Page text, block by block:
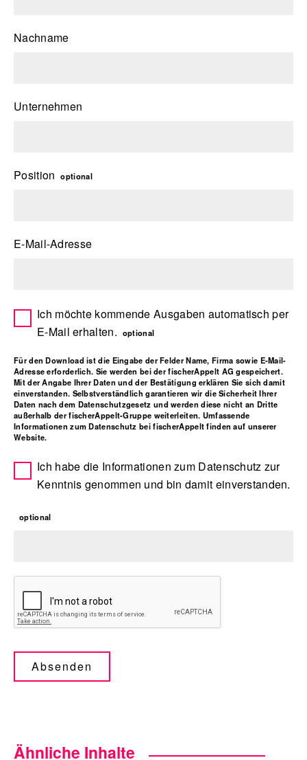
Nachname
Unternehmen
Position optional
E-Mail-Adresse
Ich möchte kommende Ausgaben automatisch per
E-Mail erhalten. optional
Für den Download ist die Eingabe der Felder Name, Firma sowie E-Mail-
Adresse erforderlich. Sie werden bei der fischerAppelt AG gespeichert.
Mit der Angabe Ihrer Daten und der Bestätigung erklären Sie sich damit
einverstanden. Selbstverständlich garantieren wir die Sicherheit Ihrer
Daten nach dem Datenschutzgesetz und werden diese nicht an Dritte
außerhalb der fischerAppelt-Gruppe weiterleiten. Umfassende
Informationen zum Datenschutz bei fischerAppelt finden auf unserer
Website.
Ich habe die Informationen zum Datenschutz zur
Kenntnis genommen und bin damit einverstanden.
optional
Absenden
Ähnliche Inhalte